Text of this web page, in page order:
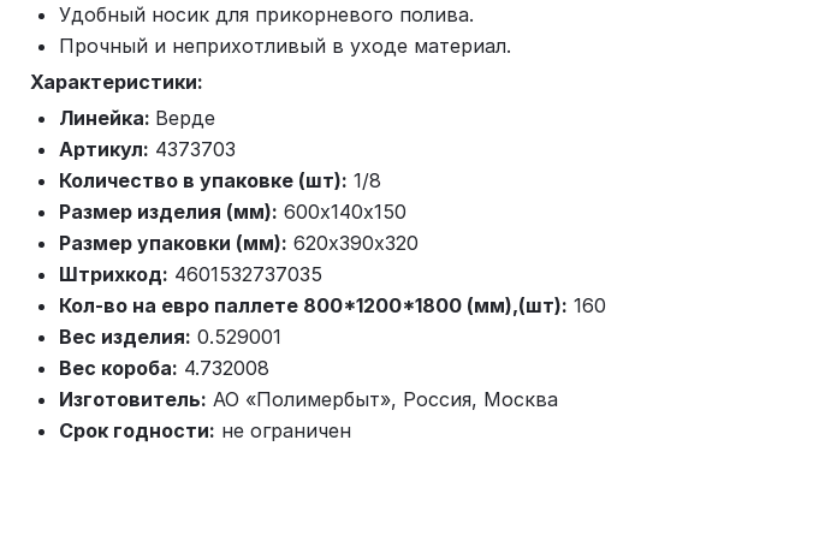
Удобный носик для прикорневого полива.
Прочный и неприхотливый в уходе материал.
Характеристики:
Линейка: Верде
Артикул: 4373703
Количество в упаковке (шт): 1/8
Размер изделия (мм): 600х140х150
Размер упаковки (мм): 620х390х320
Штрихкод: 4601532737035
Кол-во на евро паллете 800*1200*1800 (мм),(шт): 160
Вес изделия: 0.529001
Вес короба: 4.732008
Изготовитель: АО «Полимербыт», Россия, Москва
Срок годности: не ограничен